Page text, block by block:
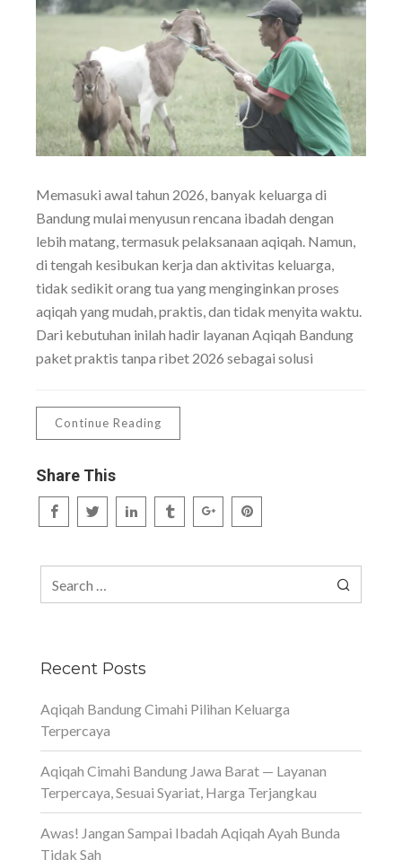
Memasuki awal tahun 2026, banyak keluarga di
Bandung mulai menyusun rencana ibadah dengan
lebih matang, termasuk pelaksanaan aqiqah. Namun,
di tengah kesibukan kerja dan aktivitas keluarga,
tidak sedikit orang tua yang menginginkan proses
aqiqah yang mudah, praktis, dan tidak menyita waktu.
Dari kebutuhan inilah hadir layanan Aqiqah Bandung
paket praktis tanpa ribet 2026 sebagai solusi
Continue Reading
Share This
Recent Posts
Aqiqah Bandung Cimahi Pilihan Keluarga
Terpercaya
Aqiqah Cimahi Bandung Jawa Barat — Layanan
Terpercaya, Sesuai Syariat, Harga Terjangkau
Awas! Jangan Sampai Ibadah Aqiqah Ayah Bunda
Tidak Sah